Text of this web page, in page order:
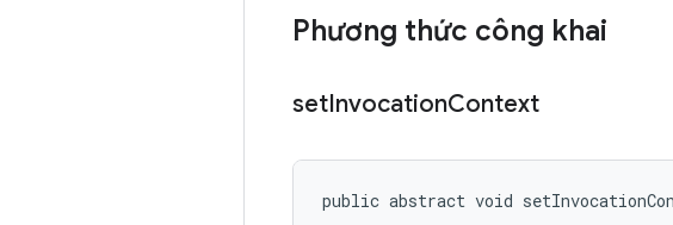
Phương thức công khai
setInvocationContext
public abstract void